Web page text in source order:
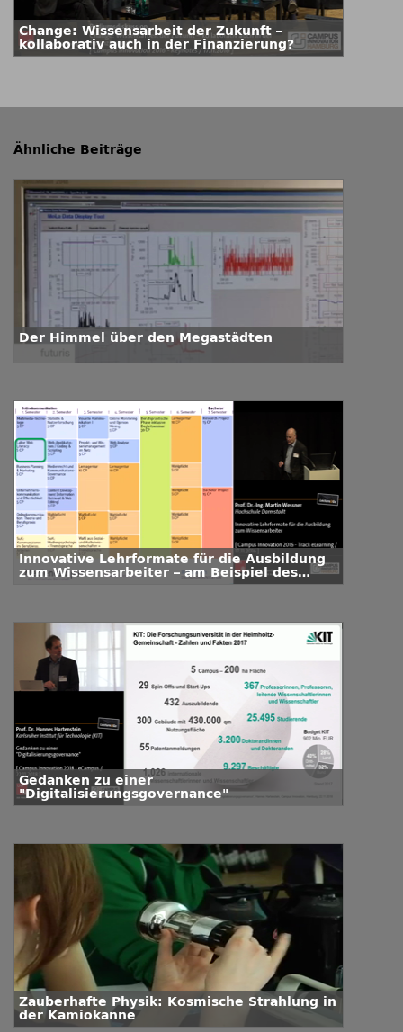
Change: Wissensarbeit der Zukunft –
kollaborativ auch in der Finanzierung?
Ähnliche Beiträge
Der Himmel über den Megastädten
Innovative Lehrformate für die Ausbildung
zum Wissensarbeiter – am Beispiel des
Studiengangs Onlinekommunikation der
Gedanken zu einer
"Digitalisierungsgovernance"
Zauberhafte Physik: Kosmische Strahlung in
der Kamiokanne